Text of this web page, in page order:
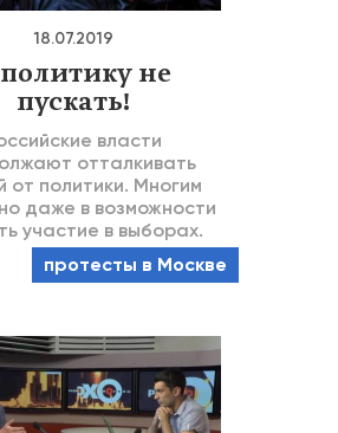
18.07.2019
не
пускать!
власти
отталкивать
от политики. Многим
даже в возможности
участие в выборах.
протесты в Москве